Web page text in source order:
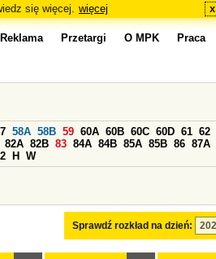
się więcej. więcej x
Reklama Przetargi O MPK Praca
Sprawdź rozkład na dzień:
58A 58B 59 60A 60B 60C 60D 61 62
82A 82B 83 84A 84B 85A 85B 86 87A
H W